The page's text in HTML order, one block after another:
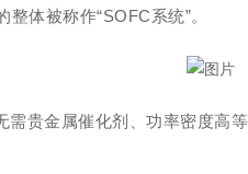
体被称作“SOFC系统”。
贵金属催化剂、功率密度高